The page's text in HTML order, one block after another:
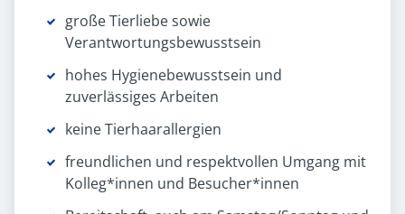
große Tierliebe sowie
Verantwortungsbewusstsein
hohes Hygienebewusstsein und
zuverlässiges Arbeiten
keine Tierhaarallergien
freundlichen und respektvollen Umgang mit
Kolleg*innen und Besucher*innen